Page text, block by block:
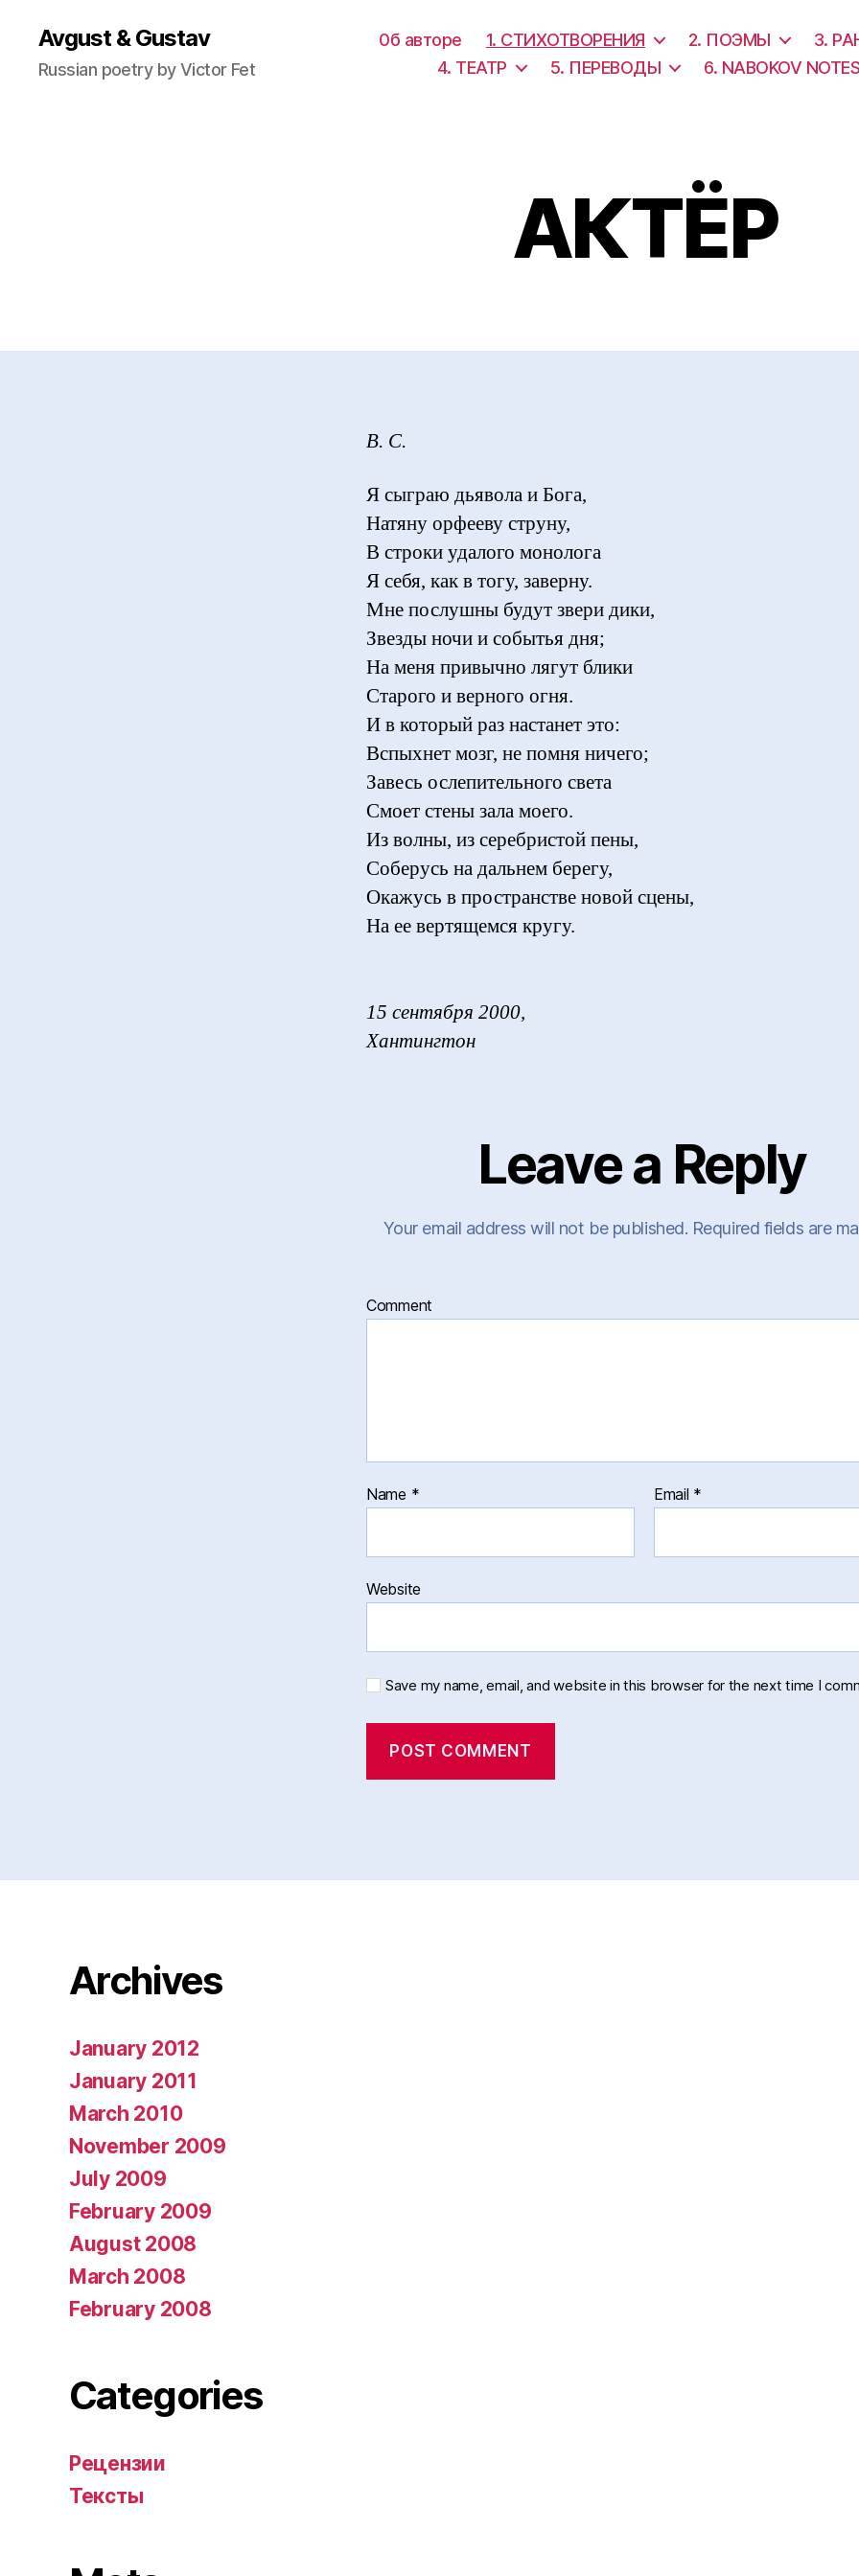
Avgust & Gustav
Russian poetry by Victor Fet
0б авторе 1. СТИХОТВОРЕНИЯ 2. ПОЭМЫ
3.
4. ТЕАТР
5. ПЕРЕВОДЫ 6. NABOKOV NOTES
АКТËР
В. С.
Я сыграю дьявола и Бога,
Натяну орфееву струну,
В строки удалого монолога
Я себя, как в тогу, заверну.
Мне послушны будут звери дики,
Звезды ночи и событья дня;
На меня привычно лягут блики
Старого и верного огня.
И в который раз настанет это:
Вспыхнет мозг, не помня ничего;
Завесь ослепительного света
Смоет стены зала моего.
Из волны, из серебристой пены,
Соберусь на дальнем берегу,
Окажусь в пространстве новой сцены,
На ее вертящемся кругу.
15 сентября 2000,
Хантингтон
Leave a Reply
Your email address will not be published. Required fields are
Comment
Name * Email *
Website
Save my name, email, and website in this browser for the next time I
Archives
January 2012
January 2011
March 2010
November 2009
July 2009
February 2009
August 2008
March 2008
February 2008
Categories
Рецензии
Тексты